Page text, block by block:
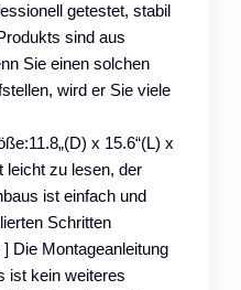
getestet, stabil
sind aus
Sie einen solchen
wird er Sie viele
x 15.6“(L) x
leicht zu lesen, der
ist einfach und
Schritten
Die Montageanleitung
ist kein weiteres